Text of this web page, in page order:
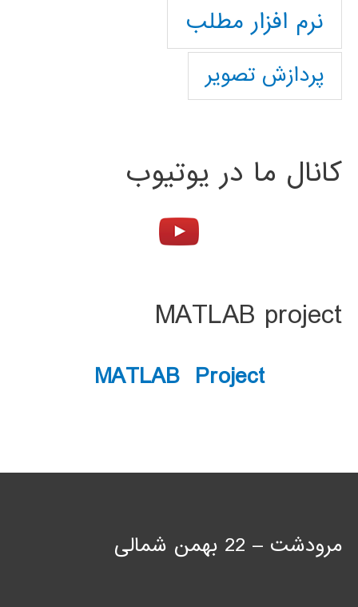
نرم افزار مطلب
پردازش تصویر
کانال ما در یوتیوب
MATLAB project
MATLAB Project
مرودشت – 22 بهمن شمالی